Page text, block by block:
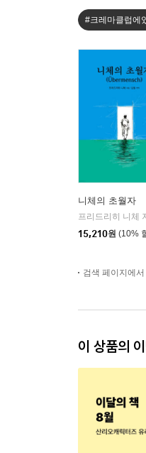
#크레마클럽에
니체의 초월자
15,210원 (10%
검색 페이지에
이 상품의